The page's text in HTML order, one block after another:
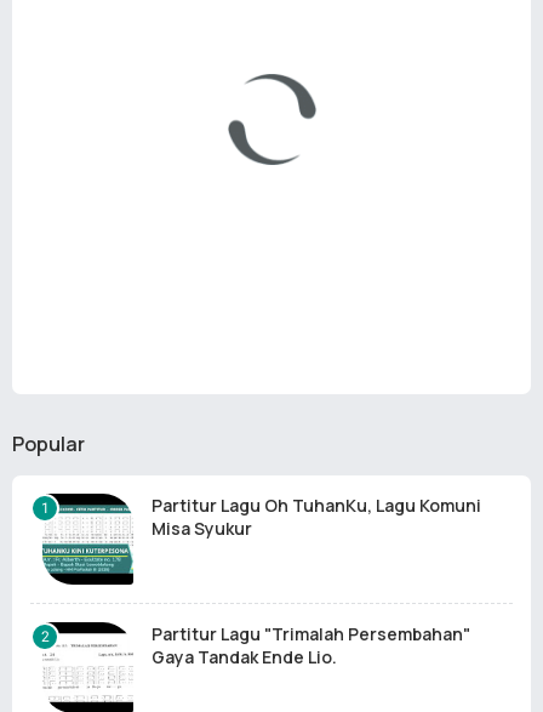
Popular
Partitur Lagu Oh TuhanKu, Lagu Komuni
Misa Syukur
Partitur Lagu "Trimalah Persembahan"
Gaya Tandak Ende Lio.